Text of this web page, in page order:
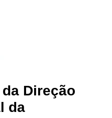
Direção
da